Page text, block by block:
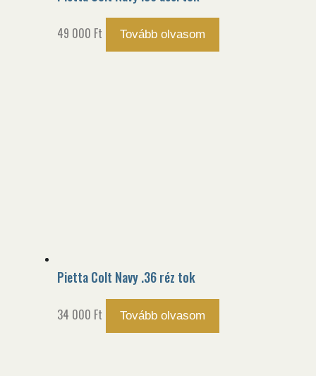
49 000 Ft Tovább olvasom
Pietta Colt Navy .36 réz tok
34 000 Ft Tovább olvasom